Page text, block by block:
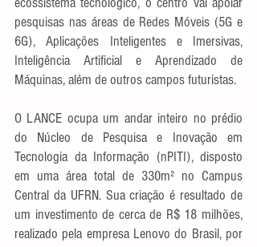
pesquisas nas áreas de Redes Móveis (5G e
6G), Aplicações Inteligentes e Imersivas,
Inteligência Artificial e Aprendizado de
Máquinas, além de outros campos futuristas.
O LANCE ocupa um andar inteiro no prédio
do Núcleo de Pesquisa e Inovação em
Tecnologia da Informação (nPITI), disposto
em uma área total de 330m² no Campus
Central da UFRN. Sua criação é resultado de
um investimento de cerca de R$ 18 milhões,
realizado pela empresa Lenovo do Brasil, por